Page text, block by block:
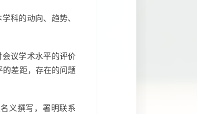
科的动向、趋势、
议学术水平的评价
差距，存在的问题
义撰写，署明联系